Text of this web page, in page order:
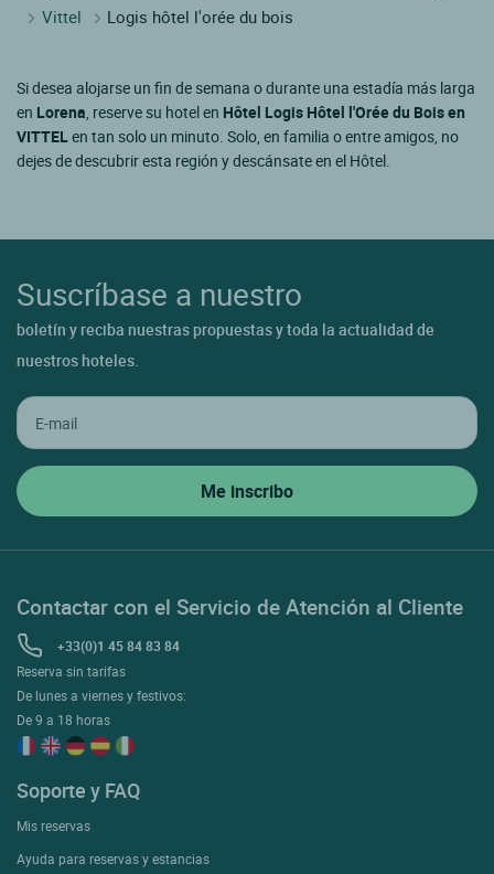
Vittel
Logis hôtel l'orée du bois
Si desea alojarse un fin de semana o durante una estadía más larga
en Lorena, reserve su hotel en Hôtel Logis Hôtel l'Orée du Bois en
VITTELen tan solo un minuto. Solo, en familia o entre amigos, no
dejes de descubrir esta región y descánsate en el Hôtel.
Suscríbase a nuestro
boletín y reciba nuestras propuestas y toda la actualidad de
nuestros hoteles.
Contactar con el Servicio de Atención al Cliente
+33(0)1 45 84 83 84
Reserva sin tarifas
De lunes a viernes y festivos:
De 9 a 18 horas
Soporte y FAQ
Mis reservas
Ayuda para reservas y estancias